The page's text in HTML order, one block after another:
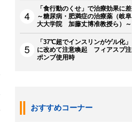
「食行動のくせ」で治療効果に差
～糖尿病・肥満症の治療薬（岐阜
大大学院 加藤丈博准教授ら）～
「37℃超でインスリンがゲル化」
に改めて注意喚起 フィアスプ注
ポンプ使用時
おすすめコーナー